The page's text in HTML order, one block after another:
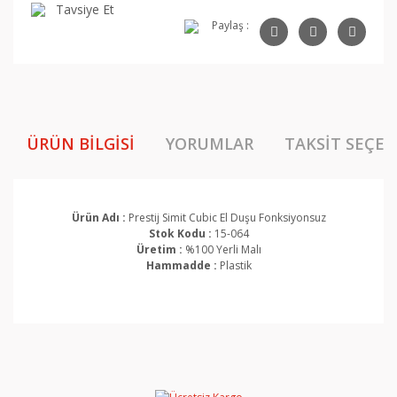
Tavsiye Et
Paylaş :
ÜRÜN BILGISI YORUMLAR TAKSIT
Ürün Adı : Prestij Simit Cubic El Duşu Fonksiyonsuz
Stok Kodu : 15-064
Üretim : %100 Yerli Malı
Hammadde : Plastik